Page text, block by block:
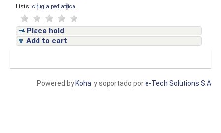
Lists: cirugia pediatrica
Place hold
Add to cart
y soportado pore-Tech Solutions S.A
Powered by Koha